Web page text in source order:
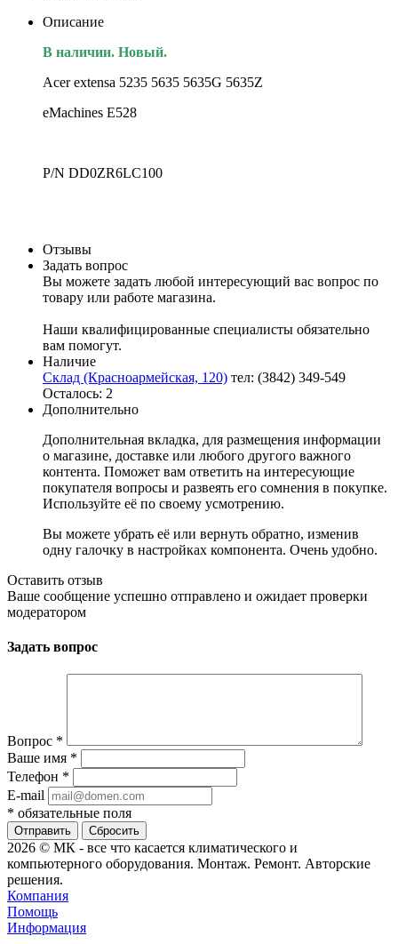
Описание
В наличии. Новый.
Acer extensa 5235 5635 5635G 5635Z
eMachines E528
P/N DD0ZR6LC100
Отзывы
Задать вопрос
Вы можете задать любой интересующий вас вопрос по
товару или работе магазина.
Наши квалифицированные специалисты обязательно
вам помогут.
Наличие
Склад (Красноармейская, 120) тел: (3842) 349-549
Осталось: 2
Дополнительно
Дополнительная вкладка, для размещения информации
о магазине, доставке или любого другого важного
контента. Поможет вам ответить на интересующие
покупателя вопросы и развеять его сомнения в покупке.
Используйте её по своему усмотрению.
Вы можете убрать её или вернуть обратно, изменив
одну галочку в настройках компонента. Очень удобно.
Оставить отзыв
Ваше сообщение успешно отправлено и ожидает проверки
модератором
Задать вопрос
Вопрос *
Ваше имя *
Телефон *
E-mail
* обязательные поля
Сбросить
2026 © МК - все что касается климатического и
компьютерного оборудования. Монтаж. Ремонт. Авторские
решения.
Компания
Помощь
Информация